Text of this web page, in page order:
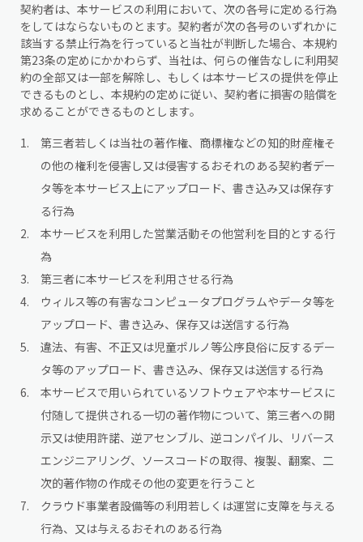
契約者は、本サービスの利用において、次の各号に定める行為
をしてはならないものとます。契約者が次の各号のいずれかに
該当する禁止行為を行っていると当社が判断した場合、本規約
第23条の定めにかかわらず、当社は、何らの催告なしに利用契
約の全部又は一部を解除し、もしくは本サービスの提供を停止
できるものとし、本規約の定めに従い、契約者に損害の賠償を
求めることができるものとします。
第三者若しくは当社の著作権、商標権などの知的財産権そ
の他の権利を侵害し又は侵害するおそれのある契約者デー
タ等を本サービス上にアップロード、書き込み又は保存す
る行為
本サービスを利用した営業活動その他営利を目的とする行
為
第三者に本サービスを利用させる行為
ウィルス等の有害なコンピュータプログラムやデータ等を
アップロード、書き込み、保存又は送信する行為
違法、有害、不正又は児童ポルノ等公序良俗に反するデー
タ等のアップロード、書き込み、保存又は送信する行為
本サービスで用いられているソフトウェアや本サービスに
付随して提供される一切の著作物について、第三者への開
示又は使用許諾、逆アセンブル、逆コンパイル、リバース
エンジニアリング、ソースコードの取得、複製、翻案、二
次的著作物の作成その他の変更を行うこと
クラウド事業者設備等の利用若しくは運営に支障を与える
行為、又は与えるおそれのある行為